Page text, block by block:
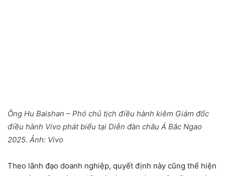
Ông Hu Baishan – Phó chủ tịch điều hành kiêm Giám đốc
điều hành Vivo phát biểu tại Diễn đàn châu Á Bắc Ngao
2025. Ảnh: Vivo
Theo lãnh đạo doanh nghiệp, quyết định này cũng thể hiện